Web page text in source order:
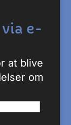
e-
at blive
om